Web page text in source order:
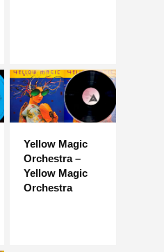
Yellow Magic
Orchestra –
Yellow Magic
Orchestra